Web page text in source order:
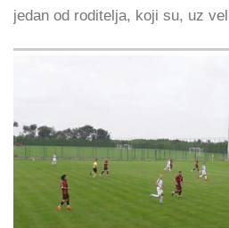
jedan od roditelja, koji su, uz